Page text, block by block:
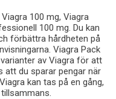
100 mg, Viagra
100 mg. Du kan
förbättra hårdheten på
Viagra Pack
av Viagra för att
att du sparar pengar när
kan tas på en gång,